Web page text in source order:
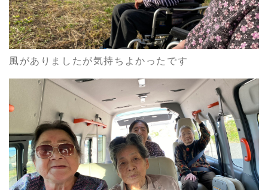
風がありましたが気持ちよかったです